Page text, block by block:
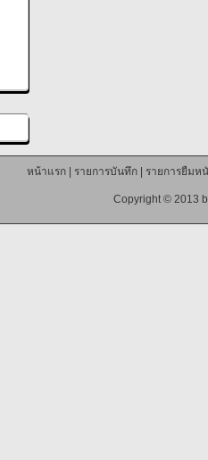
หน้าแรก| รายการบันทึก| รายการยืมห
Copyright © 2013